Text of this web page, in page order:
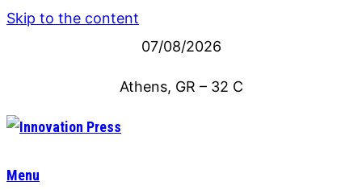
Skip to the content
07/08/2026
Athens, GR – 32 C
Menu